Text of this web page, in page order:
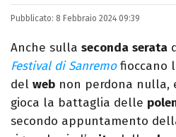
Nella mia vita non
sul comodino,
Zafon.
Pubblicato: 8 Febbraio 2024 09:39
Anche sulla seconda serata
Festival di Sanremofioccano
del web non perdona nulla,
gioca la battaglia delle
secondo appuntamento